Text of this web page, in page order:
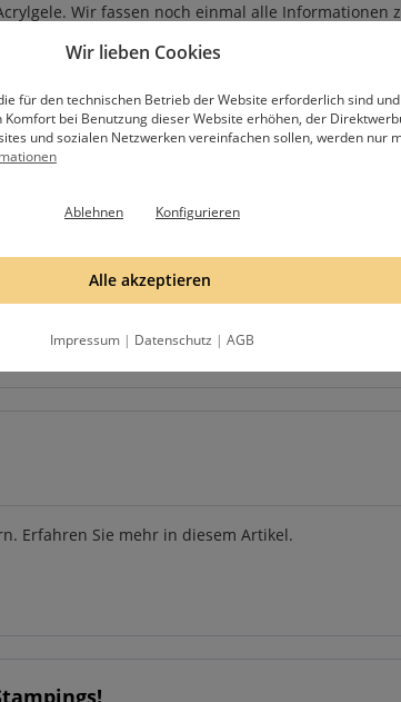
Wir fassen noch einmal alle Informationen
Ab jetzt können Sie ganz bequem Ihre
Erfahren Sie mehr in diesem Artikel.
Wir lieben Cookies
für den technischen Betrieb der Website erforderlich sind
Komfort bei Benutzung dieser Website erhöhen, der
und sozialen Netzwerken vereinfachen sollen, werden nur
Ablehnen Konfigurieren
Alle akzeptieren
Impressum | Datenschutz | AGB